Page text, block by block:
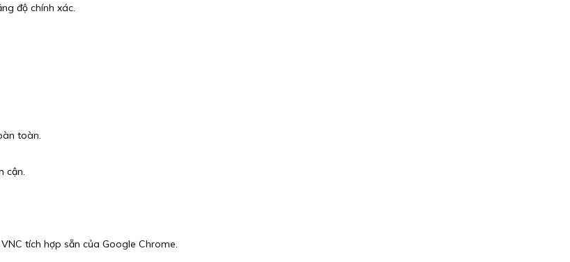
độ chính xác.
toàn.
cận.
tích hợp sẵn của Google Chrome.